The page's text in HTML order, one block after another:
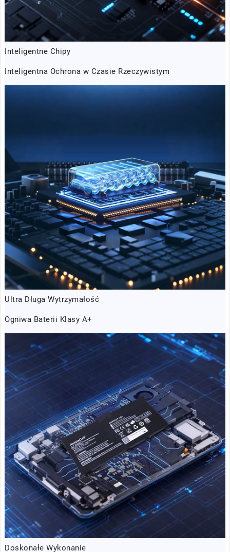
Inteligentne Chipy
Inteligentna Ochrona w Czasie Rzeczywistym
Ultra Długa Wytrzymałość
Ogniwa Baterii Klasy A+
Doskonałe Wykonanie